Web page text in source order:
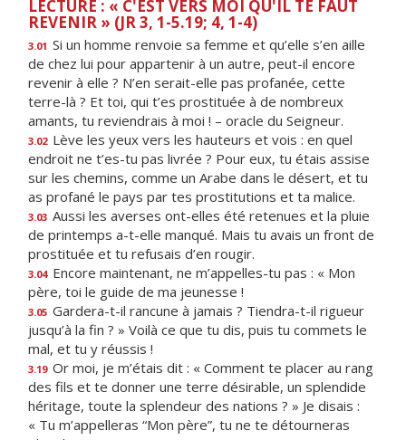
LECTURE : « C'EST VERS MOI QU'IL TE FAUT
REVENIR » (JR 3, 1-5.19; 4, 1-4)
3.01 Si un homme renvoie sa femme et qu’elle s’en aille
de chez lui pour appartenir à un autre, peut-il encore
revenir à elle ? N’en serait-elle pas profanée, cette
terre-là ? Et toi, qui t’es prostituée à de nombreux
amants, tu reviendrais à moi ! – oracle du Seigneur.
3.02 Lève les yeux vers les hauteurs et vois : en quel
endroit ne t’es-tu pas livrée ? Pour eux, tu étais assise
sur les chemins, comme un Arabe dans le désert, et tu
as profané le pays par tes prostitutions et ta malice.
3.03 Aussi les averses ont-elles été retenues et la pluie
de printemps a-t-elle manqué. Mais tu avais un front de
prostituée et tu refusais d’en rougir.
3.04 Encore maintenant, ne m’appelles-tu pas : « Mon
père, toi le guide de ma jeunesse !
3.05 Gardera-t-il rancune à jamais ? Tiendra-t-il rigueur
jusqu’à la fin ? » Voilà ce que tu dis, puis tu commets le
mal, et tu y réussis !
3.19 Or moi, je m’étais dit : « Comment te placer au rang
des fils et te donner une terre désirable, un splendide
héritage, toute la splendeur des nations ? » Je disais :
« Tu m’appelleras “Mon père”, tu ne te détourneras